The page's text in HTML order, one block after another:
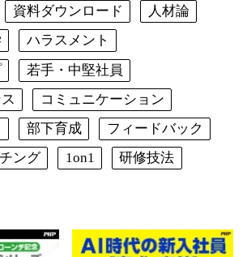
資料ダウンロード
人材論
ハラスメント
若手・中堅社員
コミュニケーション
部下育成
フィードバック
ング 1on1
研修技法